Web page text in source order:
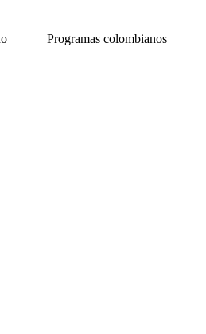
Programas colombianos